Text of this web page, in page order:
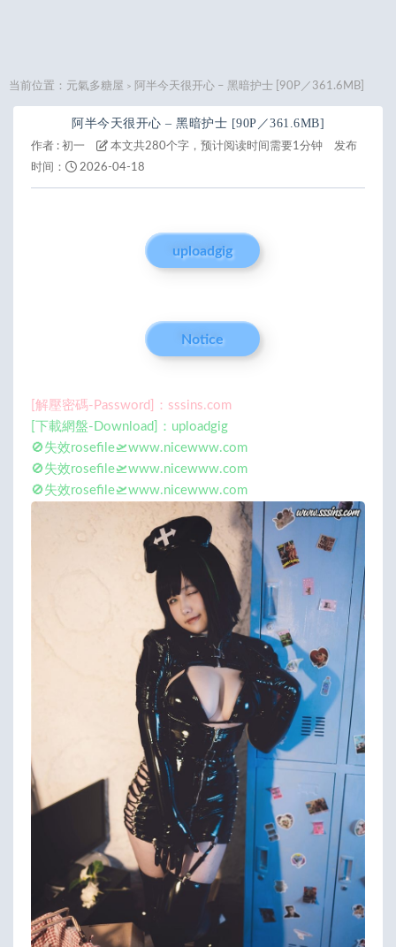
当前位置： 元氣多糖屋 > 阿半今天很开心 – 黑暗护士 [90P／361.6MB]
阿半今天很开心 – 黑暗护士 [90P／361.6MB]
作者 : 初一 本文共280个字，预计阅读时间需要1分钟
发布
时间：
2026-04-18
uploadgig
Notice
[解壓密碼-Password]：sssins.com
[下載網盤-Download]：uploadgig
🚫失效rosefile🛫www.nicewww.com
🚫失效rosefile🛫www.nicewww.com
🚫失效rosefile🛫www.nicewww.com